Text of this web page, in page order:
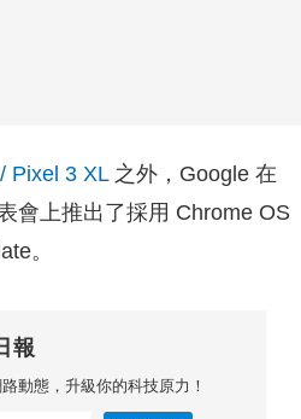
Pixel 3 XL之外，Google 在
會上推出了採用 Chrome OS
。
報
動態，升級你的科技原力！